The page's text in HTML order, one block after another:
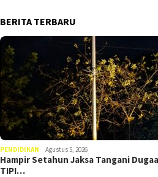
BERITA TERBARU
PENDIDIKAN Agustus 5, 2026
Hampir Setahun Jaksa Tangani
TIPI…